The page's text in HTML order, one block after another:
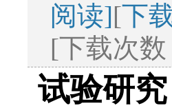
阅读][下
[下载次数
试验研究